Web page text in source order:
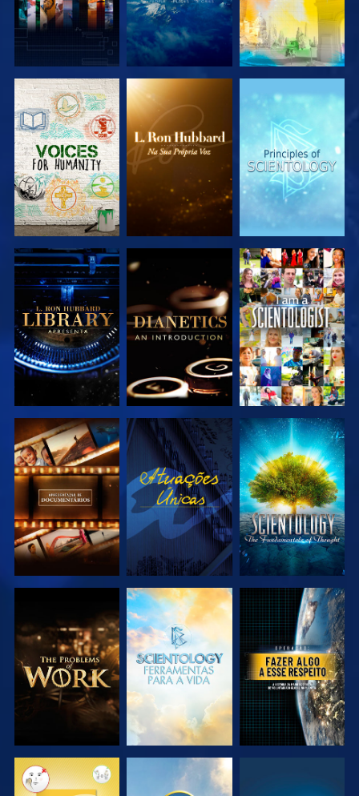
EXPLORAR A
SÉRIE
EXPLORAR A
SÉRIE
EXPLORAR A
SÉRIE
EXPLORAR A
SÉRIE
EXPLORAR A
SÉRIE
VER
EXPLORAR A
SÉRIE
VER
EXPLORAR A
SÉRIE
EXPLORAR A
SÉRIE
EXPLORAR A
SÉRIE
VER